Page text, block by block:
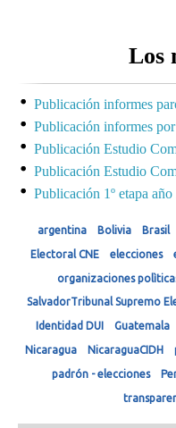
Los
Publicación informes
Publicación informes por
Publicación Estudio
Publicación Estudio
Publicación 1º etapa
argentina Bolivia Brasil
Electoral CNE elecciones
organizaciones
SalvadorTribunal Supremo
Identidad DUI Guatemala
Nicaragua NicaraguaCIDH
padrón - elecciones